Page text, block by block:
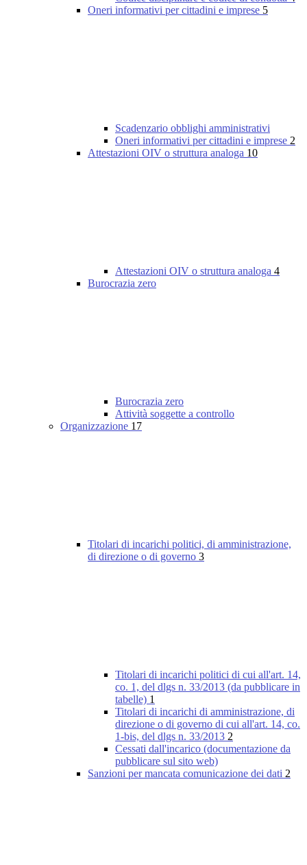
Oneri informativi per cittadini e imprese 5
Scadenzario obblighi amministrativi
Oneri informativi per cittadini e imprese 2
Attestazioni OIV o struttura analoga 10
Attestazioni OIV o struttura analoga 4
Burocrazia zero
Burocrazia zero
Attività soggette a controllo
Organizzazione 17
Titolari di incarichi politici, di amministrazione,
di direzione o di governo 3
Titolari di incarichi politici di cui all'art. 14,
co. 1, del dlgs n. 33/2013 (da pubblicare in
tabelle) 1
Titolari di incarichi di amministrazione, di
direzione o di governo di cui all'art. 14, co.
1-bis, del dlgs n. 33/2013 2
Cessati dall'incarico (documentazione da
pubblicare sul sito web)
Sanzioni per mancata comunicazione dei dati 2